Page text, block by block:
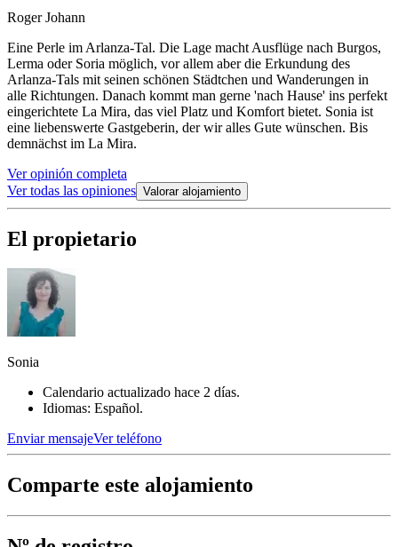
Roger Johann
Eine Perle im Arlanza-Tal. Die Lage macht Ausflüge nach Burgos,
Lerma oder Soria möglich, vor allem aber die Erkundung des
Arlanza-Tals mit seinen schönen Städtchen und Wanderungen in
alle Richtungen. Danach kommt man gerne 'nach Hause' ins perfekt
eingerichtete La Mira, das viel Platz und Komfort bietet. Sonia ist
eine liebenswerte Gastgeberin, der wir alles Gute wünschen. Bis
demnächst im La Mira.
Ver opinión completa
Ver todas las opiniones Valorar alojamiento
El propietario
Sonia
Calendario actualizado hace 2 días.
Idiomas: Español.
Enviar mensajeVer teléfono
Comparte este alojamiento